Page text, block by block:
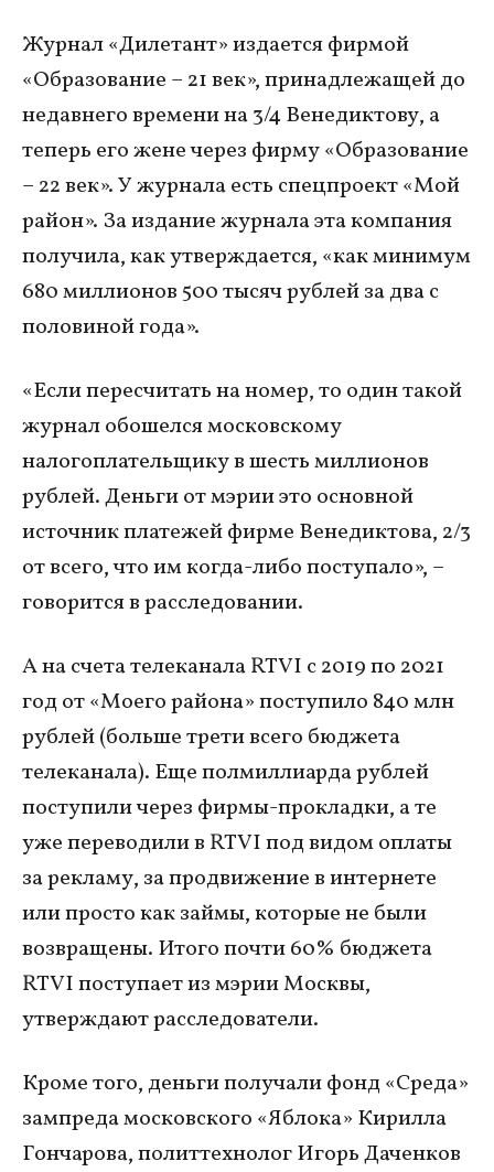
Журнал «Дилетант» издается фирмой
«Образование – 21 век», принадлежащей до
недавнего времени на 3/4 Венедиктову, а
теперь его жене через фирму «Образование
– 22 век». У журнала есть спецпроект «Мой
район». За издание журнала эта компания
получила, как утверждается, «как минимум
680 миллионов 500 тысяч рублей за два с
половиной года».
«Если пересчитать на номер, то один такой
журнал обошелся московскому
налогоплательщику в шесть миллионов
рублей. Деньги от мэрии это основной
источник платежей фирме Венедиктова, 2/3
от всего, что им когда-либо поступало», –
говорится в расследовании.
А на счета телеканала RTVI с 2019 по 2021
год от «Моего района» поступило 840 млн
рублей (больше трети всего бюджета
телеканала). Еще полмиллиарда рублей
поступили через фирмы-прокладки, а те
уже переводили в RTVI под видом оплаты
за рекламу, за продвижение в интернете
или просто как займы, которые не были
возвращены. Итого почти 60% бюджета
RTVI поступает из мэрии Москвы,
утверждают расследователи.
Кроме того, деньги получали фонд «Среда»
зампреда московского «Яблока» Кирилла
Гончарова, политтехнолог Игорь Даченков